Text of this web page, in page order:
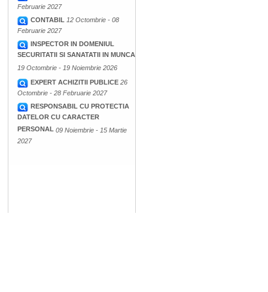
Februarie 2027
CONTABIL 12 Octombrie - 08
Februarie 2027
INSPECTOR IN DOMENIUL
SECURITATII SI SANATATII IN MUNCA
19 Octombrie - 19 Noiembrie 2026
EXPERT ACHIZITII PUBLICE 26
Octombrie - 28 Februarie 2027
RESPONSABIL CU PROTECTIA
DATELOR CU CARACTER
PERSONAL 09 Noiembrie - 15 Martie
2027